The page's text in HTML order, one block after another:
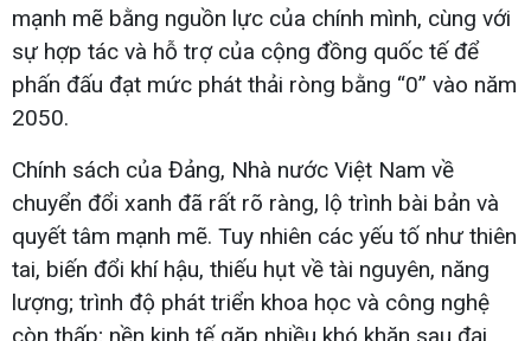
mạnh mẽ bằng nguồn lực của chính mình, cùng với
sự hợp tác và hỗ trợ của cộng đồng quốc tế để
phấn đấu đạt mức phát thải ròng bằng “0” vào năm
2050.
Chính sách của Đảng, Nhà nước Việt Nam về
chuyển đổi xanh đã rất rõ ràng, lộ trình bài bản và
quyết tâm mạnh mẽ. Tuy nhiên các yếu tố như thiên
tai, biến đổi khí hậu, thiếu hụt về tài nguyên, năng
lượng; trình độ phát triển khoa học và công nghệ
còn thấp; nền kinh tế gặp nhiều khó khăn sau đại